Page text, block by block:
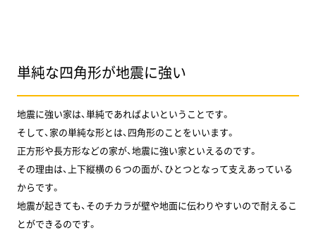
単純な四角形が地震に強い
地震に強い家は、単純であればよいということです。
そして、家の単純な形とは、四角形のことをいいます。
正方形や長方形などの家が、地震に強い家といえるのです。
その理由は、上下縦横の６つの面が、ひとつとなって支えあっている
からです。
地震が起きても、そのチカラが壁や地面に伝わりやすいので耐えるこ
とができるのです。